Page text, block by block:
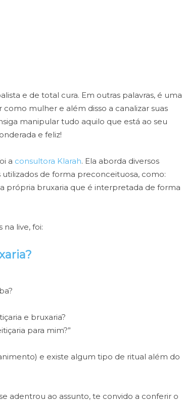
e de total cura. Em outras palavras, é uma
mulher e além disso a canalizar suas
manipular tudo aquilo que está ao seu
e feliz!
a consultora Klarah. Ela aborda diversos
de forma preconceituosa, como:
própria bruxaria que é interpretada de forma
live, foi:
e bruxaria?
para mim?”
e existe algum tipo de ritual além do
adentrou ao assunto, te convido a conferir o